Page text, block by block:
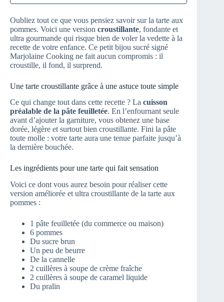
Oubliez tout ce que vous pensiez savoir sur la tarte aux
pommes. Voici une version croustillante, fondante et
ultra gourmande qui risque bien de voler la vedette à la
recette de votre enfance. Ce petit bijou sucré signé
Marjolaine Cooking ne fait aucun compromis : il
croustille, il fond, il surprend.
Une tarte croustillante grâce à une astuce toute simple
Ce qui change tout dans cette recette ? La cuisson
préalable de la pâte feuilletée. En l’enfournant seule
avant d’ajouter la garniture, vous obtenez une base
dorée, légère et surtout bien croustillante. Fini la pâte
toute molle : votre tarte aura une tenue parfaite jusqu’à
la dernière bouchée.
Les ingrédients pour une tarte qui fait sensation
Voici ce dont vous aurez besoin pour réaliser cette
version améliorée et ultra croustillante de la tarte aux
pommes :
1 pâte feuilletée (du commerce ou maison)
6 pommes
Du sucre brun
Un peu de beurre
De la cannelle
2 cuillères à soupe de crème fraîche
2 cuillères à soupe de caramel liquide
Du pralin